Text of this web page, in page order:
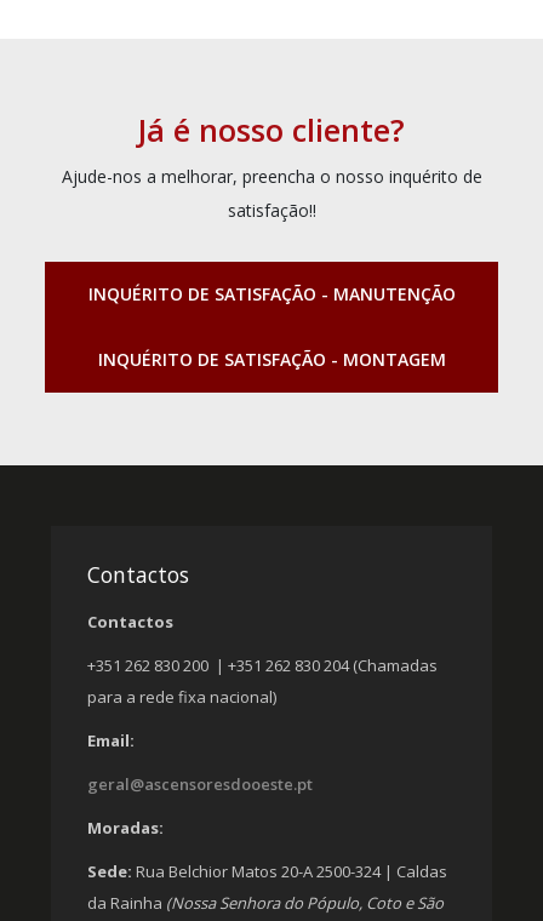
Já é nosso cliente?
Ajude-nos a melhorar, preencha o nosso inquérito de
satisfação!!
INQUÉRITO DE SATISFAÇÃO - MANUTENÇÃO
INQUÉRITO DE SATISFAÇÃO - MONTAGEM
Contactos
Contactos
+351 262 830 200 | +351 262 830 204 (Chamadas
para a rede fixa nacional)
Email:
geral@ascensoresdooeste.pt
Moradas:
Sede: Rua Belchior Matos 20-A 2500-324 | Caldas
da Rainha (Nossa Senhora do Pópulo, Coto e São